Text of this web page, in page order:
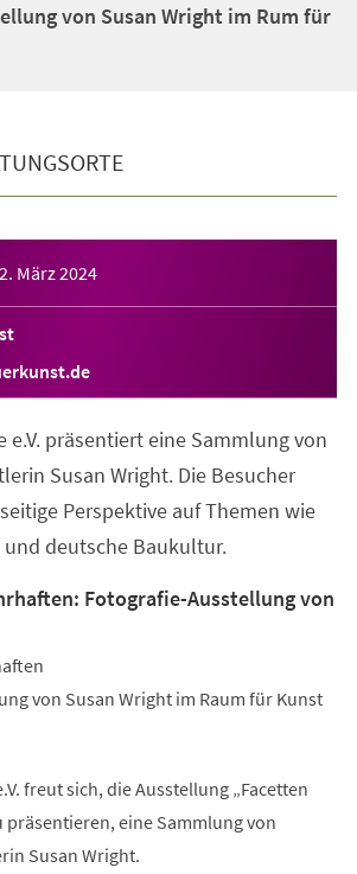
von Susan Wright im Rum für
März 2024
e.V. präsentiert eine Sammlung von
Susan Wright. Die Besucher
Perspektive auf Themen wie
deutsche Baukultur.
Fotografie-Ausstellung von
von Susan Wright im Raum für Kunst
freut sich, die Ausstellung „Facetten
präsentieren, eine Sammlung von
Susan Wright.